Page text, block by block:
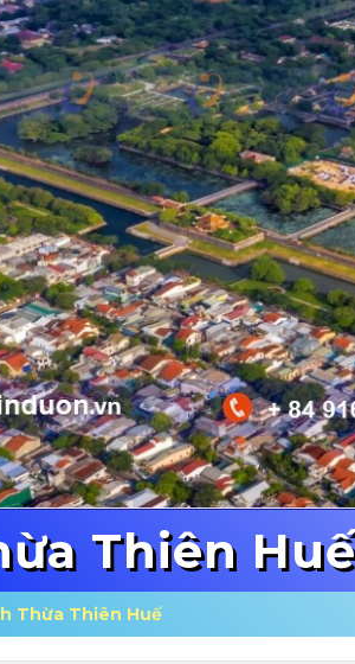
Thiên Huế
Thừa Thiên Huế